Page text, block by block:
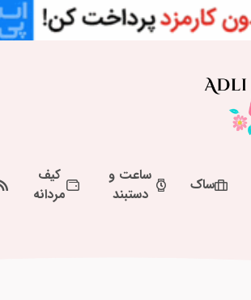
ساک
ساعت و
دستبند
کیف
مردانه